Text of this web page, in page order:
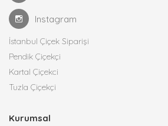
Instagram
İstanbul Çiçek Siparişi
Pendik Çiçekçi
Kartal Çiçekci
Tuzla Çiçekçi
Kurumsal